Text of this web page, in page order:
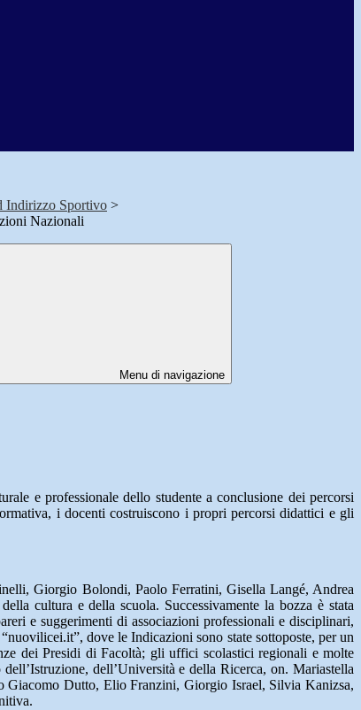
Indirizzo Sportivo >
Nazionali
Menu di navigazione
e professionale dello studente a conclusione dei percorsi
i docenti costruiscono i propri percorsi didattici e gli
Giorgio Bolondi, Paolo Ferratini, Gisella Langé, Andrea
cultura e della scuola. Successivamente la bozza è stata
e suggerimenti di associazioni professionali e disciplinari,
dove le Indicazioni sono state sottoposte, per un
dei Presidi di Facoltà; gli uffici scolastici regionali e molte
dell’Università e della Ricerca, on. Mariastella
Dutto, Elio Franzini, Giorgio Israel, Silvia Kanizsa,